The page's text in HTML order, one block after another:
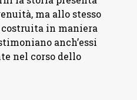
ma allo stesso
costruita in maniera
anch’essi
nel corso dello